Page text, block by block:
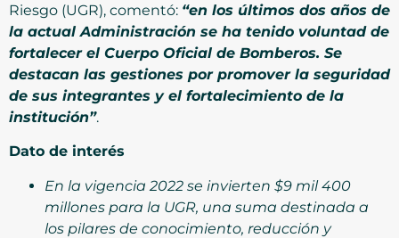
Riesgo (UGR), comentó: “en los últimos dos años de
la actual Administración se ha tenido voluntad de
fortalecer el Cuerpo Oficial de Bomberos. Se
destacan las gestiones por promover la seguridad
de sus integrantes y el fortalecimiento de la
institución”.
Dato de interés
En la vigencia 2022 se invierten $9 mil 400
millones para la UGR, una suma destinada a
los pilares de conocimiento, reducción y